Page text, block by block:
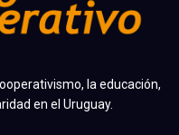
la educación,
en el Uruguay.